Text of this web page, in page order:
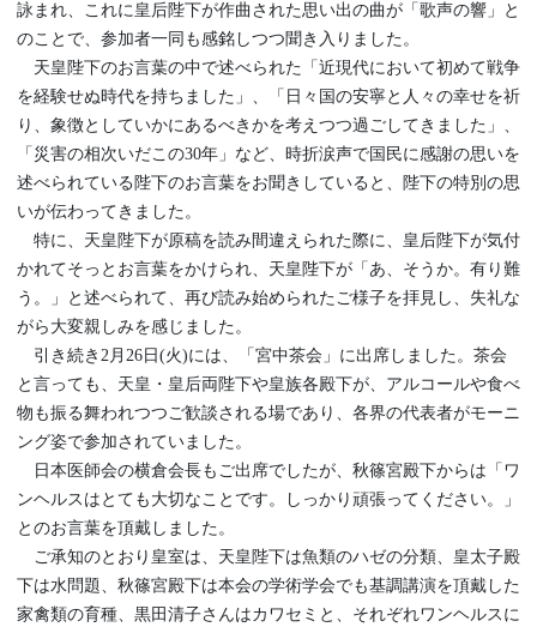
詠まれ、これに皇后陛下が作曲された思い出の曲が「歌声の響」と
のことで、参加者一同も感銘しつつ聞き入りました。
天皇陛下のお言葉の中で述べられた「近現代において初めて戦争
を経験せぬ時代を持ちました」、「日々国の安寧と人々の幸せを祈
り、象徴としていかにあるべきかを考えつつ過ごしてきました」、
「災害の相次いだこの30年」など、時折涙声で国民に感謝の思いを
述べられている陛下のお言葉をお聞きしていると、陛下の特別の思
いが伝わってきました。
特に、天皇陛下が原稿を読み間違えられた際に、皇后陛下が気付
かれてそっとお言葉をかけられ、天皇陛下が「あ、そうか。有り難
う。」と述べられて、再び読み始められたご様子を拝見し、失礼な
がら大変親しみを感じました。
引き続き2月26日(火)には、「宮中茶会」に出席しました。茶会
と言っても、天皇・皇后両陛下や皇族各殿下が、アルコールや食べ
物も振る舞われつつご歓談される場であり、各界の代表者がモーニ
ング姿で参加されていました。
日本医師会の横倉会長もご出席でしたが、秋篠宮殿下からは「ワ
ンヘルスはとても大切なことです。しっかり頑張ってください。」
とのお言葉を頂戴しました。
ご承知のとおり皇室は、天皇陛下は魚類のハゼの分類、皇太子殿
下は水問題、秋篠宮殿下は本会の学術学会でも基調講演を頂戴した
家禽類の育種、黒田清子さんはカワセミと、それぞれワンヘルスに